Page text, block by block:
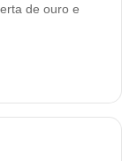
de ouro e